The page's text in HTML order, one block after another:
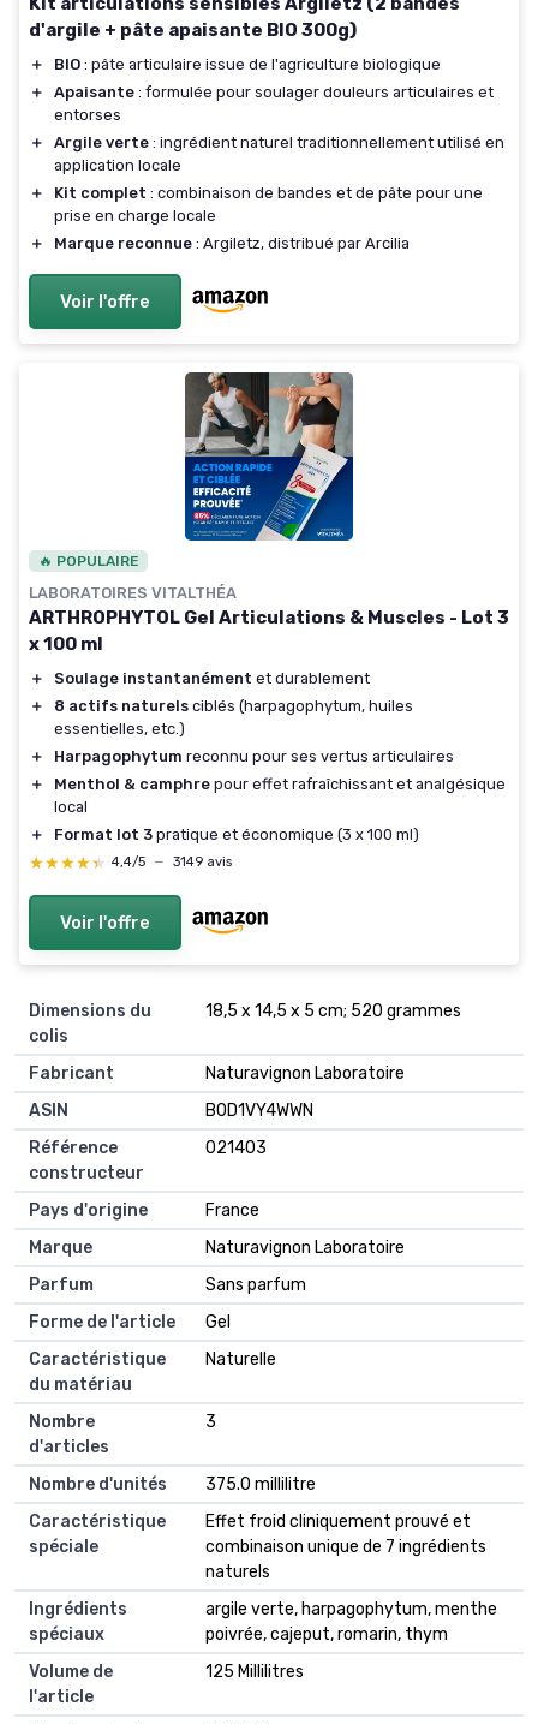
d'argile + pâte apaisante BIO 300g)
＋ BIO : pâte articulaire issue de l'agriculture biologique
＋
Apaisante : formulée pour soulager douleurs articulaires et
entorses
＋
Argile verte : ingrédient naturel traditionnellement utilisé en
application locale
＋
Kit complet : combinaison de bandes et de pâte pour une
prise en charge locale
＋
Marque reconnue : Argiletz, distribué par Arcilia
Voir l'offre
🔥 POPULAIRE
LABORATOIRES VITALTHÉA
ARTHROPHYTOL Gel Articulations & Muscles - Lot 3
x 100 ml
＋ Soulage instantanément et durablement
＋
8 actifs naturels ciblés (harpagophytum, huiles
essentielles, etc.)
＋
Harpagophytum reconnu pour ses vertus articulaires
＋
Menthol & camphre pour effet rafraîchissant et analgésique
local
＋
Format lot 3 pratique et économique (3 x 100 ml)
★★★★★
★★★★★ 4,4/5 — 3149 avis
Voir l'offre
Dimensions du
colis
18,5 x 14,5 x 5 cm; 520 grammes
Fabricant
Naturavignon Laboratoire
ASIN
B0D1VY4WWN
Référence
constructeur
021403
Pays d'origine
France
Marque
Naturavignon Laboratoire
Parfum
Sans parfum
Forme de l'article
Gel
Caractéristique
du matériau
Naturelle
Nombre
d'articles
3
Nombre d'unités
375.0 millilitre
Caractéristique
spéciale
Effet froid cliniquement prouvé et
combinaison unique de 7 ingrédients
naturels
Ingrédients
spéciaux
argile verte, harpagophytum, menthe
poivrée, cajeput, romarin, thym
Volume de
l'article
125 Millilitres